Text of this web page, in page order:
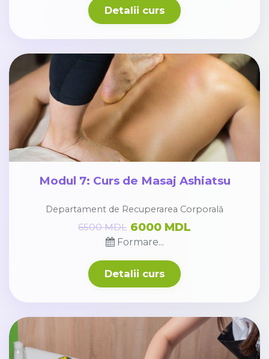
Detalii curs
Modul 7: Curs de Masaj Ashiatsu
Departament de Recuperarea Corporală
Formare...
6500 MDL 6000 MDL
Detalii curs